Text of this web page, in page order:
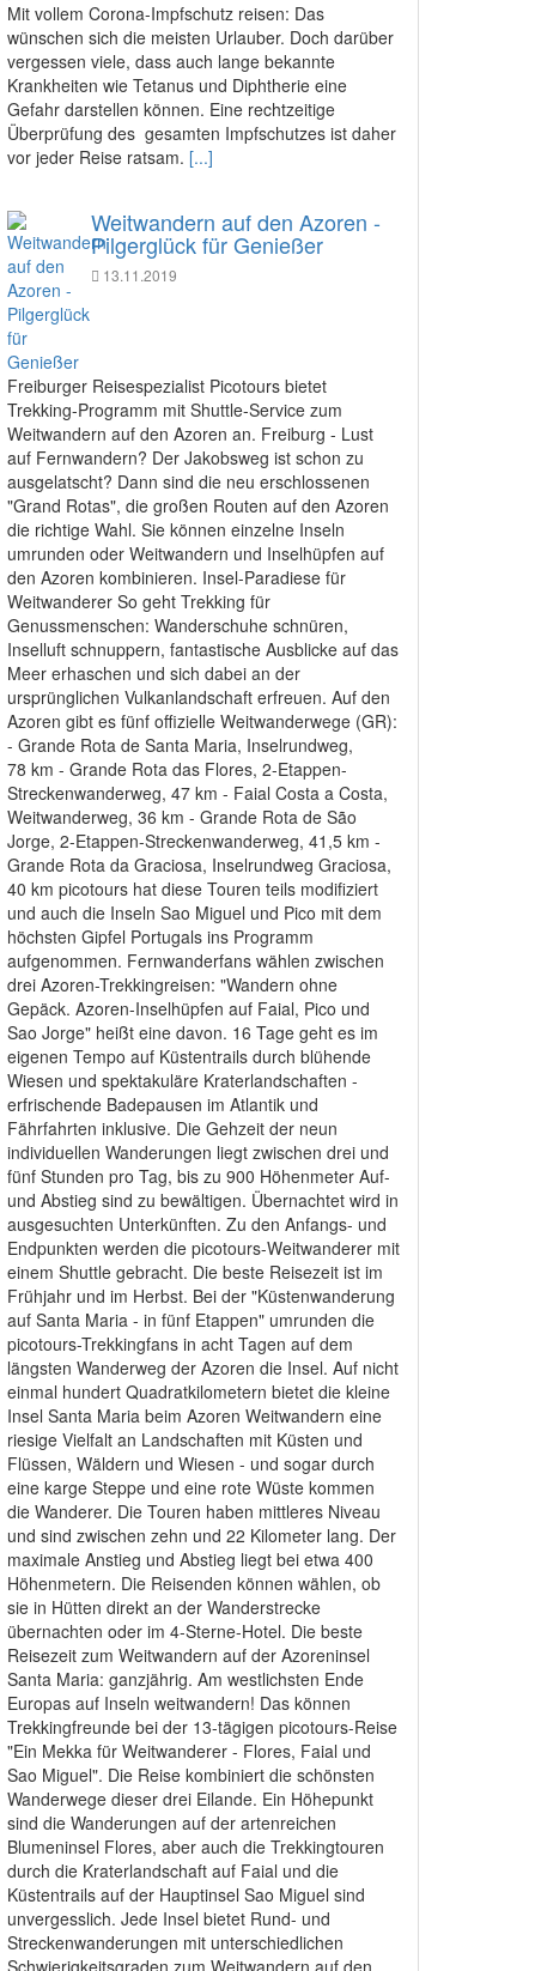
Mit vollem Corona-Impfschutz reisen: Das
wünschen sich die meisten Urlauber. Doch darüber
vergessen viele, dass auch lange bekannte
Krankheiten wie Tetanus und Diphtherie eine
Gefahr darstellen können. Eine rechtzeitige
Überprüfung des gesamten Impfschutzes ist daher
vor jeder Reise ratsam. [...]
Weitwandern auf den Azoren -
Pilgerglück für Genießer
13.11.2019
Freiburger Reisespezialist Picotours bietet
Trekking-Programm mit Shuttle-Service zum
Weitwandern auf den Azoren an. Freiburg - Lust
auf Fernwandern? Der Jakobsweg ist schon zu
ausgelatscht? Dann sind die neu erschlossenen
"Grand Rotas", die großen Routen auf den Azoren
die richtige Wahl. Sie können einzelne Inseln
umrunden oder Weitwandern und Inselhüpfen auf
den Azoren kombinieren. Insel-Paradiese für
Weitwanderer So geht Trekking für
Genussmenschen: Wanderschuhe schnüren,
Inselluft schnuppern, fantastische Ausblicke auf das
Meer erhaschen und sich dabei an der
ursprünglichen Vulkanlandschaft erfreuen. Auf den
Azoren gibt es fünf offizielle Weitwanderwege (GR):
- Grande Rota de Santa Maria, Inselrundweg,
78 km - Grande Rota das Flores, 2-Etappen-
Streckenwanderweg, 47 km - Faial Costa a Costa,
Weitwanderweg, 36 km - Grande Rota de São
Jorge, 2-Etappen-Streckenwanderweg, 41,5 km -
Grande Rota da Graciosa, Inselrundweg Graciosa,
40 km picotours hat diese Touren teils modifiziert
und auch die Inseln Sao Miguel und Pico mit dem
höchsten Gipfel Portugals ins Programm
aufgenommen. Fernwanderfans wählen zwischen
drei Azoren-Trekkingreisen: "Wandern ohne
Gepäck. Azoren-Inselhüpfen auf Faial, Pico und
Sao Jorge" heißt eine davon. 16 Tage geht es im
eigenen Tempo auf Küstentrails durch blühende
Wiesen und spektakuläre Kraterlandschaften -
erfrischende Badepausen im Atlantik und
Fährfahrten inklusive. Die Gehzeit der neun
individuellen Wanderungen liegt zwischen drei und
fünf Stunden pro Tag, bis zu 900 Höhenmeter Auf-
und Abstieg sind zu bewältigen. Übernachtet wird in
ausgesuchten Unterkünften. Zu den Anfangs- und
Endpunkten werden die picotours-Weitwanderer mit
einem Shuttle gebracht. Die beste Reisezeit ist im
Frühjahr und im Herbst. Bei der "Küstenwanderung
auf Santa Maria - in fünf Etappen" umrunden die
picotours-Trekkingfans in acht Tagen auf dem
längsten Wanderweg der Azoren die Insel. Auf nicht
einmal hundert Quadratkilometern bietet die kleine
Insel Santa Maria beim Azoren Weitwandern eine
riesige Vielfalt an Landschaften mit Küsten und
Flüssen, Wäldern und Wiesen - und sogar durch
eine karge Steppe und eine rote Wüste kommen
die Wanderer. Die Touren haben mittleres Niveau
und sind zwischen zehn und 22 Kilometer lang. Der
maximale Anstieg und Abstieg liegt bei etwa 400
Höhenmetern. Die Reisenden können wählen, ob
sie in Hütten direkt an der Wanderstrecke
übernachten oder im 4-Sterne-Hotel. Die beste
Reisezeit zum Weitwandern auf der Azoreninsel
Santa Maria: ganzjährig. Am westlichsten Ende
Europas auf Inseln weitwandern! Das können
Trekkingfreunde bei der 13-tägigen picotours-Reise
"Ein Mekka für Weitwanderer - Flores, Faial und
Sao Miguel". Die Reise kombiniert die schönsten
Wanderwege dieser drei Eilande. Ein Höhepunkt
sind die Wanderungen auf der artenreichen
Blumeninsel Flores, aber auch die Trekkingtouren
durch die Kraterlandschaft auf Faial und die
Küstentrails auf der Hauptinsel Sao Miguel sind
unvergesslich. Jede Insel bietet Rund- und
Streckenwanderungen mit unterschiedlichen
Schwierigkeitsgraden zum Weitwandern auf den